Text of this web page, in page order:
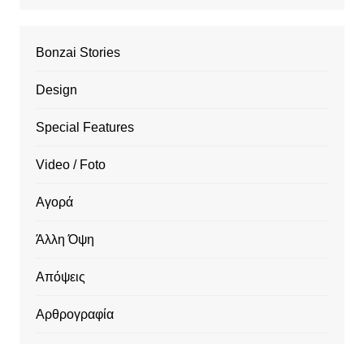
Bonzai Stories
Design
Special Features
Video / Foto
Αγορά
Άλλη Όψη
Απόψεις
Αρθρογραφία